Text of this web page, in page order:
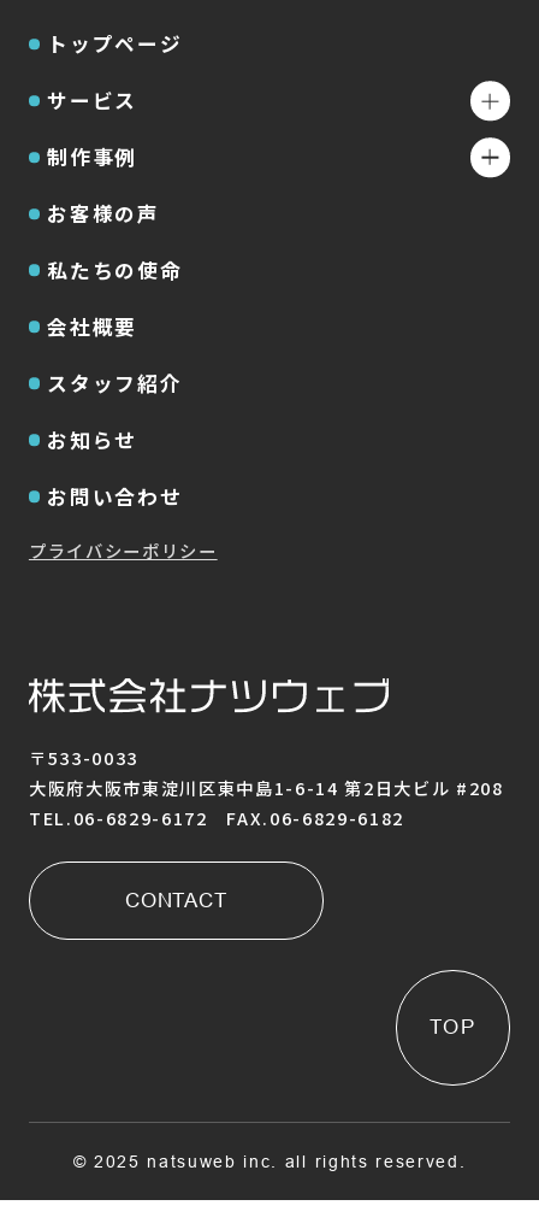
〒533-0033
大阪府大阪市東淀川区東中島1-6-14 第2日大ビル #208
TEL.06-6829-6172 FAX.06-6829-6182
CONTACT
トップページ
サービス
制作事例
お客様の声
私たちの使命
会社概要
スタッフ紹介
お知らせ
お問い合わせ
プライバシーポリシー
TOP
© 2025 natsuweb inc. all rights reserved.